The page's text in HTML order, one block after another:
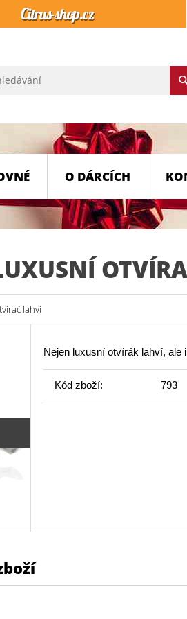
O DÁRCÍCH
lahví
Nejen luxusní otvírák lahví, ale
Kód zboží: 793